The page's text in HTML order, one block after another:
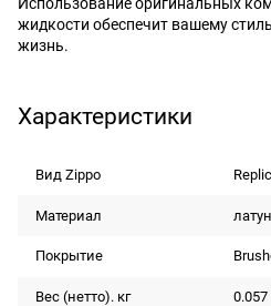
жидкости обеспечит вашему
жизнь.
Характеристики
Вид Zippo
Материал
Покрытие
Вес (нетто). кг 0.057